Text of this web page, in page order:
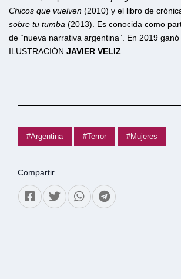
Chicos que vuelven (2010) y el libro de
sobre tu tumba (2013). Es conocida como
de “nueva narrativa argentina”. En 2019
ILUSTRACIÓN JAVIER VELIZ
#Argentina #Terror #Mujeres
Compartir